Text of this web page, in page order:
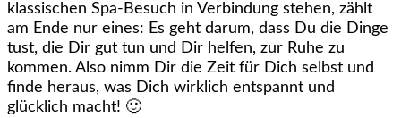
klassischen Spa-Besuch in Verbindung stehen, zählt
am Ende nur eines: Es geht darum, dass Du die Dinge
tust, die Dir gut tun und Dir helfen, zur Ruhe zu
kommen. Also nimm Dir die Zeit für Dich selbst und
finde heraus, was Dich wirklich entspannt und
glücklich macht! 🙂